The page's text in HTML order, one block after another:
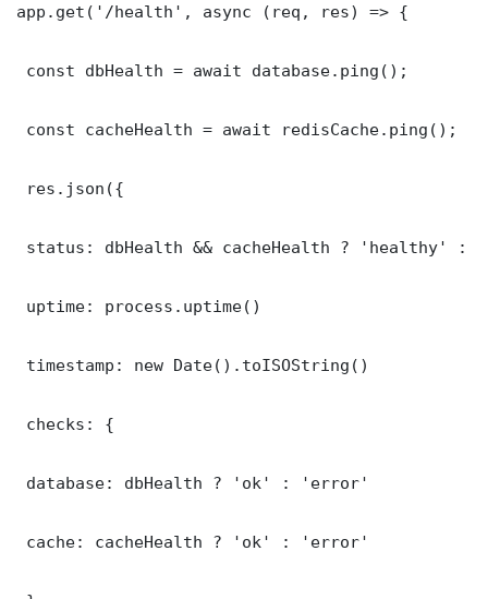
app.get('/health', async (req, res) => {
const dbHealth = await database.ping();
const cacheHealth = await redisCache.ping();
res.json({
status: dbHealth && cacheHealth ? 'healthy' :
uptime: process.uptime()
timestamp: new Date().toISOString()
checks: {
database: dbHealth ? 'ok' : 'error'
cache: cacheHealth ? 'ok' : 'error'